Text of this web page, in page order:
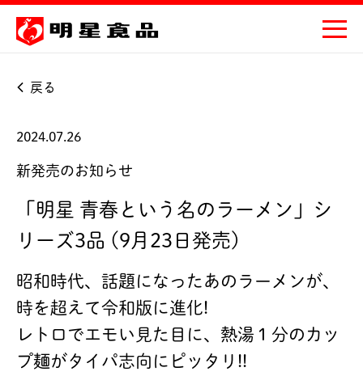
戻る
2024.07.26
新発売のお知らせ
「明星 青春という名のラーメン」シ
リーズ3品 (9月23日発売)
昭和時代、話題になったあのラーメンが、
時を超えて令和版に進化!
レトロでエモい見た目に、熱湯１分のカッ
プ麺がタイパ志向にピッタリ!!